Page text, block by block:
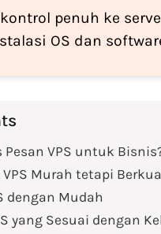
penuh ke
OS dan
Pesan VPS untuk
VPS Murah tetapi
dengan Mudah
yang Sesuai dengan